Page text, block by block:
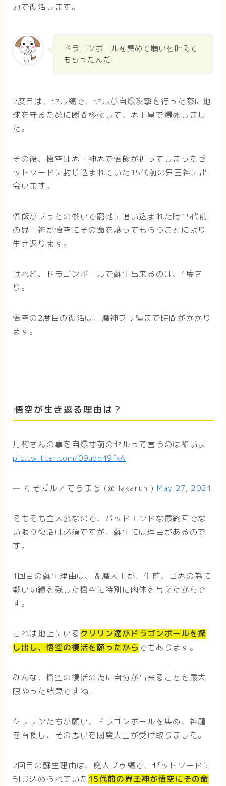
力で復活します。
ドラゴンボールを集めて願いを叶えて
もらったんだ！
2度目は、セル編で、セルが自爆攻撃を行った際に地
球を守るために瞬間移動して、界王星で爆死しまし
た。
その後、悟空は界王神界で悟飯が折ってしまったゼ
ットソードに封じ込まれていた15代前の界王神に出
会います。
悟飯がブゥとの戦いで窮地に追い込まれた時15代前
の界王神が悟空にその命を譲ってもらうことにより
生き返ります。
けれど、ドラゴンボールで蘇生出来るのは、1度き
り。
悟空の2度目の復活は、魔神ブゥ編まで時間がかかり
ます。
悟空が生き返る理由は？
月村さんの事を自爆寸前のセルって言うのは酷いよ
pic.twitter.com/09ubd49fxA
— くそガル／てらまち (@Hakaruhi) May 27, 2024
そもそも主人公なので、バッドエンドな最終回でな
い限り復活は必須ですが、蘇生には理由があるので
す。
1回目の蘇生理由は、閻魔大王が、生前、世界の為に
戦い功績を残した悟空に特別に肉体を与えたからで
す。
これは地上にいる クリリン達がドラゴンボールを探
し出し、悟空の復活を願ったからでもあります。
みんな、悟空の復活の為に自分が出来ることを最大
限やった結果ですね！
クリリンたちが願い、ドラゴンボールを集め、神龍
を召喚し、その思いを閻魔大王が受け取りました。
2回目の蘇生理由は、魔人ブゥ編で、ゼットソードに
封じ込められていた15代前の界王神が悟空にその命